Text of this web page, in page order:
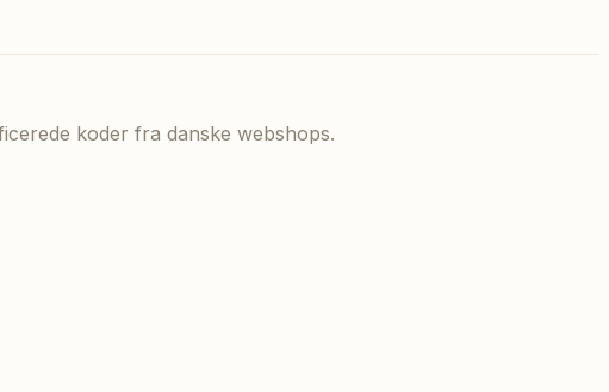
koder fra danske webshops.